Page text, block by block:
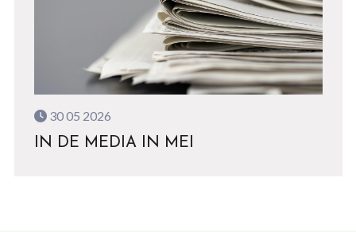
30 05 2026
IN DE MEDIA IN MEI